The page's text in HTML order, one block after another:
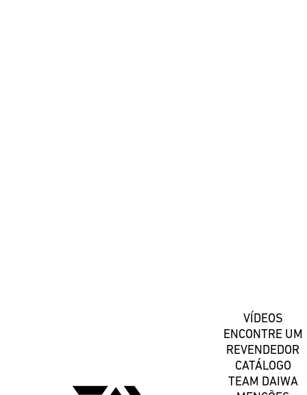
VÍDEOS
ENCONTRE UM
REVENDEDOR
CATÁLOGO
TEAM DAIWA